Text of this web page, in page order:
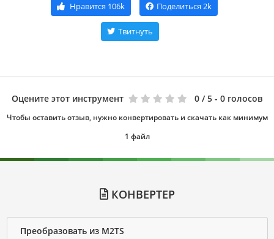
Нравится 106k Поделиться 2k
Твитнуть
Оцените этот инструмент 0 / 5 - 0 голосов
Чтобы оставить отзыв, нужно конвертировать и скачать как минимум
1 файл
КОНВЕРТЕР
Преобразовать из M2TS